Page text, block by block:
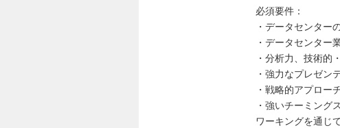
必須要件：
・データセンター
・データセンター
・分析力、技術的
・強力なプレゼン
・戦略的アプロー
・強いチーミング
ワーキングを通じ